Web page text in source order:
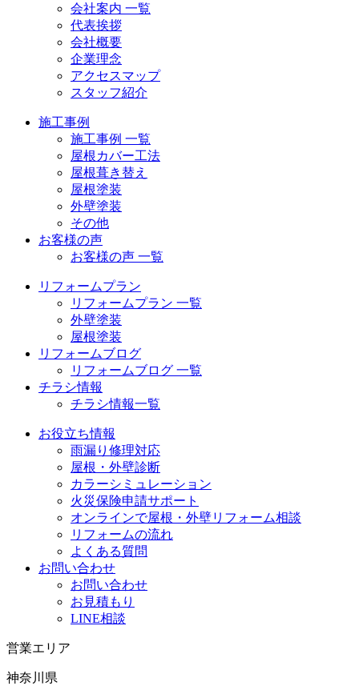
会社案内 一覧
代表挨拶
会社概要
企業理念
アクセスマップ
スタッフ紹介
施工事例
施工事例 一覧
屋根カバー工法
屋根葺き替え
屋根塗装
外壁塗装
その他
お客様の声
お客様の声 一覧
リフォームプラン
リフォームプラン 一覧
外壁塗装
屋根塗装
リフォームブログ
リフォームブログ 一覧
チラシ情報
チラシ情報一覧
お役立ち情報
雨漏り修理対応
屋根・外壁診断
カラーシミュレーション
火災保険申請サポート
オンラインで屋根・外壁リフォーム相談
リフォームの流れ
よくある質問
お問い合わせ
お問い合わせ
お見積もり
LINE相談
営業エリア
神奈川県